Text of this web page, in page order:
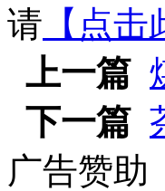
请 【点击
上一篇
下一篇
广告赞助